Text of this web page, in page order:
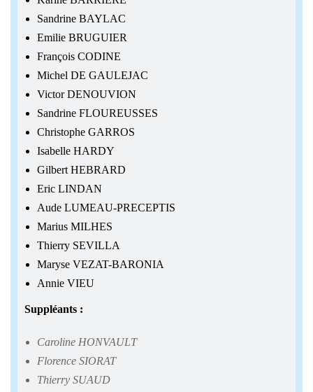
Sandrine BAYLAC
Emilie BRUGUIER
François CODINE
Michel DE GAULEJAC
Victor DENOUVION
Sandrine FLOUREUSSES
Christophe GARROS
Isabelle HARDY
Gilbert HEBRARD
Eric LINDAN
Aude LUMEAU-PRECEPTIS
Marius MILHES
Thierry SEVILLA
Maryse VEZAT-BARONIA
Annie VIEU
Suppléants :
Caroline HONVAULT
Florence SIORAT
Thierry SUAUD